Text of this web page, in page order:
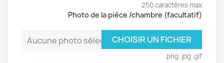
250 caractères max
Photo de la pièce /chambre (facultatif)
Aucune photo sélectionnéeCHOISIR UN FICHIER
.png .jpg .gif